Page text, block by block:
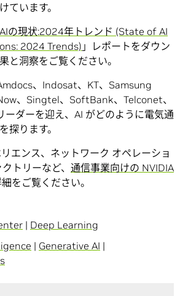
ています。
の現状:2024年トレンド (State of AI
2024 Trends) 」レポートをダウン
と洞察をご覧ください。
、Indosat、KT、Samsung
、Singtel、SoftBank、Telconet、
ーダーを迎え、AI がどのように電気通
探ります。
エンス、ネットワーク オペレーショ
トリーなど、 通信事業向けの NVIDIA
をご覧ください。
| Deep Learning
| Generative AI |